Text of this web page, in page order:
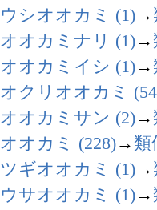
ウシオオカミ (1)→
オオカミナリ (1)→
オオカミイシ (1)→
オクリオオカミ
オオカミサン (2)→
オオカミ (228)→ 類
ツギオオカミ (1)→
ウサオオカミ (1)→